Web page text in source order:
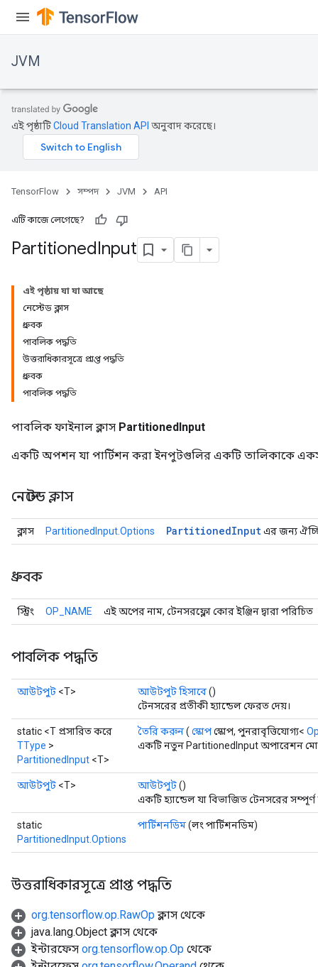
JVM
এই পৃষ্ঠাটিCloud Translation API অনুবাদ করেছে।
TensorFlow সম্পদ JVM API
এটি কাজে লেগেছে?
PartitionedInput
এই পৃষ্ঠায় যা যা আছে
নেস্টেড ক্লাস
ধ্রুবক
পাবলিক পদ্ধতি
উত্তরাধিকারসূত্রে প্রাপ্ত পদ্ধতি
ধ্রুবক
পাবলিক পদ্ধতি
পাবলিক ফাইনাল ক্লাস PartitionedInput
একটি অপশন যা পার্টিশন করা ইনপুটগুলির একটি তালিকাকে
নেস্টেড ক্লাস
ক্লাস PartitionedInput.Options PartitionedInputএর জন্য
ধ্রুবক
স্ট্রিং OP_NAME এই অপের নাম, টেনসরফ্লো কোর ইঞ্জিন দ্বারা পরিচিত
পাবলিক পদ্ধতি
আউটপুট <T> আউটপুট হিসাবে()
টেনসরের প্রতীকী হ্যান্ডেল ফেরত দেয়।
static <T প্রসারিত করে
TType >
PartitionedInput <T>
তৈরি করুন( স্কোপস্কোপ, পুনরাবৃত্তিযোগ্য<
একটি নতুন PartitionedInput অপারেশন
আউটপুট <T> আউটপুট()
একটি হ্যান্ডেল যা বিভাজিত টেনসরের
static
PartitionedInput.Options
পার্টিশনডিম(লং পার্টিশনডিম)
উত্তরাধিকারসূত্রে প্রাপ্ত পদ্ধতি
org.tensorflow.op.RawOp ক্লাস থেকে
java.lang.Object ক্লাস থেকে
ইন্টারফেস org.tensorflow.op.Op থেকে